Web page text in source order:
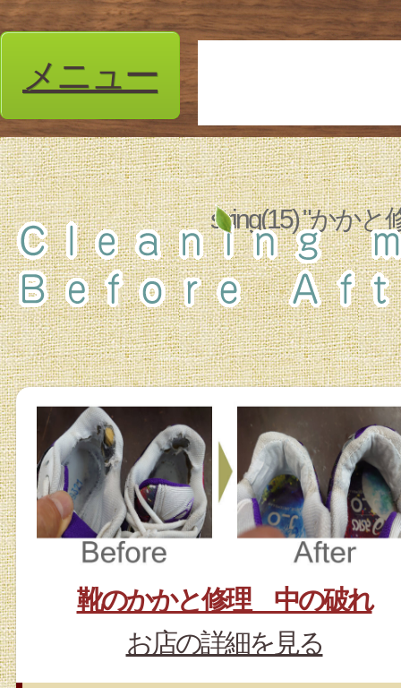
メニュー
string(15) "かか
靴のかかと修理 中の破れ
お店の詳細を見る